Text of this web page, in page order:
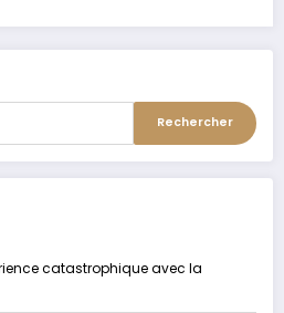
Rechercher
catastrophique avec la